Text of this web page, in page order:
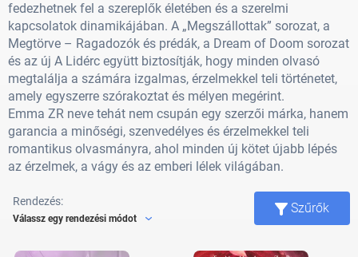
fedezhetnek fel a szereplők életében és a szerelmi
kapcsolatok dinamikájában. A „Megszállottak” sorozat, a
Megtörve – Ragadozók és prédák, a Dream of Doom sorozat
és az új A Lidérc együtt biztosítják, hogy minden olvasó
megtalálja a számára izgalmas, érzelmekkel teli történetet,
amely egyszerre szórakoztat és mélyen megérint.
Emma ZR neve tehát nem csupán egy szerzői márka, hanem
garancia a minőségi, szenvedélyes és érzelmekkel teli
romantikus olvasmányra, ahol minden új kötet újabb lépés
az érzelmek, a vágy és az emberi lélek világában.
Rendezés:
Válassz egy rendezési módot
Szűrők